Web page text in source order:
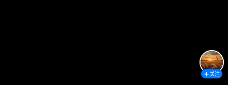
关注